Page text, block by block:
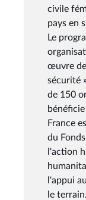
civile
pays en
Le
œuvre de
sécurité
de 150
France
du
l'action
l'appui
le